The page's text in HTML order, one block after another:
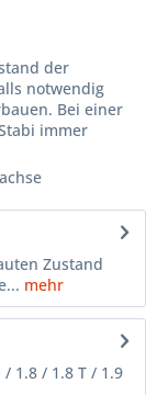
der
notwendig
Bei einer
immer
Zustand
mehr
/ 1.8 / 1.8 T / 1.9